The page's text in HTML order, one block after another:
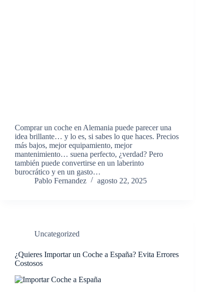
Comprar un coche en Alemania puede parecer una
idea brillante… y lo es, si sabes lo que haces. Precios
más bajos, mejor equipamiento, mejor
mantenimiento… suena perfecto, ¿verdad? Pero
también puede convertirse en un laberinto
burocrático y en un gasto…
Pablo Fernandez
agosto 22, 2025
Uncategorized
¿Quieres Importar un Coche a España? Evita Errores
Costosos